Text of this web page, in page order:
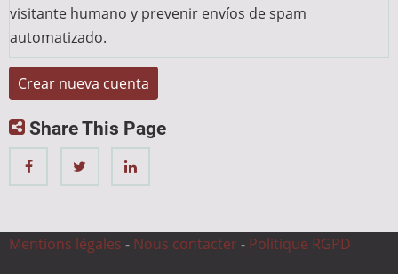
visitante humano y prevenir envíos de spam
automatizado.
Share This Page
Mentions légales - Nous contacter - Politique RGPD